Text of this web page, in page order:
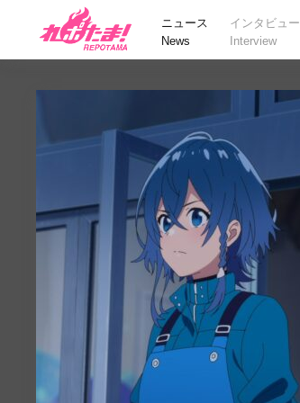
ニュース
News
インタビュー
Interview